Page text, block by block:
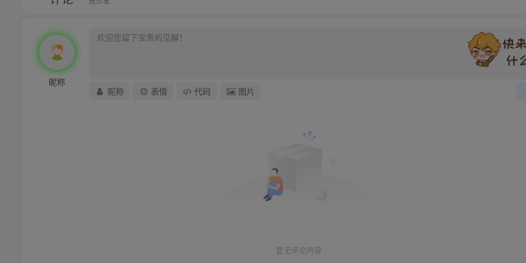
昵称
昵称 表情 代码 图片
暂无评论内容